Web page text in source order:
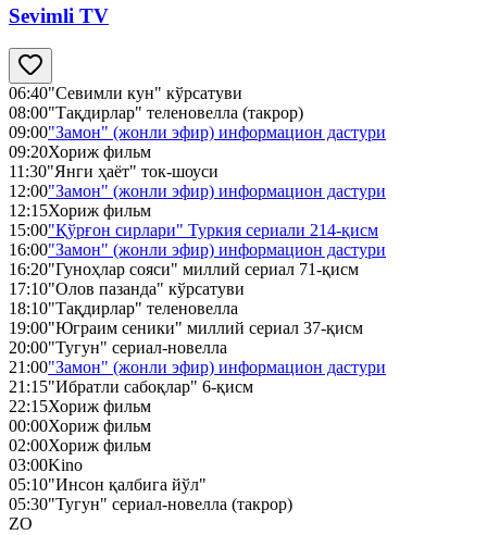
Sevimli TV
06:40"Севимли кун" кўрсатуви
08:00"Тақдирлар" теленовелла (такрор)
09:00"Замон" (жонли эфир) информацион дастури
09:20Хориж фильм
11:30"Янги ҳаёт" ток-шоуси
12:00"Замон" (жонли эфир) информацион дастури
12:15Хориж фильм
15:00"Қўрғон сирлари" Туркия сериали 214-қисм
16:00"Замон" (жонли эфир) информацион дастури
16:20"Гуноҳлар сояси" миллий сериал 71-қисм
17:10"Олов пазанда" кўрсатуви
18:10"Тақдирлар" теленовелла
19:00"Юграим сеники" миллий сериал 37-қисм
20:00"Тугун" сериал-новелла
21:00"Замон" (жонли эфир) информацион дастури
21:15"Ибратли сабоқлар" 6-қисм
22:15Хориж фильм
00:00Хориж фильм
02:00Хориж фильм
03:00Kino
05:10"Инсон қалбига йўл"
05:30"Тугун" сериал-новелла (такрор)
ZO